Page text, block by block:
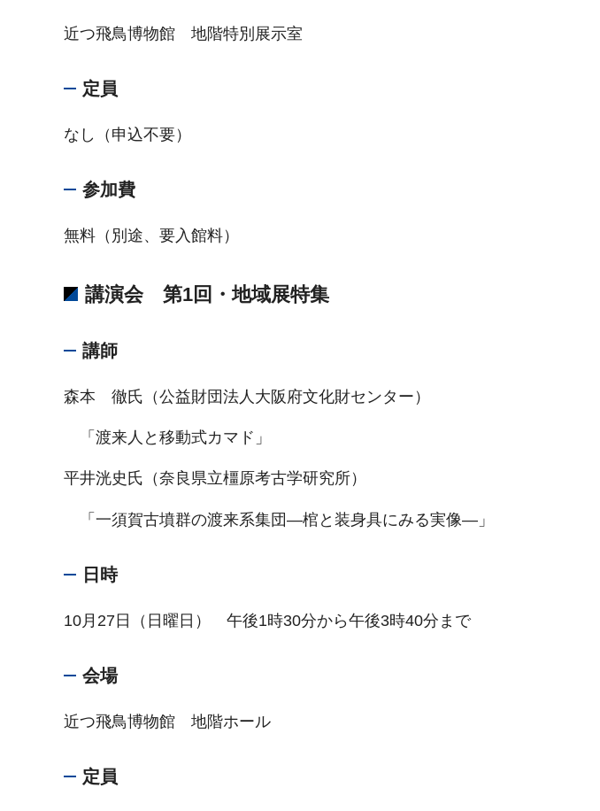
近つ飛鳥博物館 地階特別展示室
定員
なし（申込不要）
参加費
無料（別途、要入館料）
講演会 第1回・地域展特集
講師
森本 徹氏（公益財団法人大阪府文化財センター）
「渡来人と移動式カマド」
平井洸史氏（奈良県立橿原考古学研究所）
「一須賀古墳群の渡来系集団―棺と装身具にみる実像―」
日時
10月27日（日曜日） 午後1時30分から午後3時40分まで
会場
近つ飛鳥博物館 地階ホール
定員